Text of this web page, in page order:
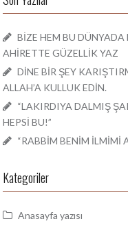
BİZE HEM BU DÜNYADA
AHİRETTE GÜZELLİK YAZ
DİNE BİR ŞEY
ALLAH’A KULLUK EDİN.
“LAKIRDIYA DALMIŞ
HEPSİ BU!”
“RABBİM BENİM İLMİMİ
Kategoriler
Anasayfa yazısı